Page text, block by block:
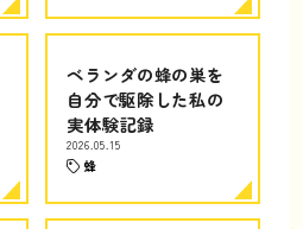
ベランダの蜂の巣を
自分で駆除した私の
実体験記録
2026.05.15
蜂